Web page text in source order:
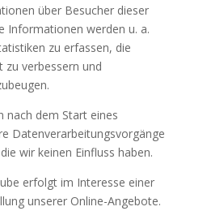
über Besucher dieser
Informationen werden u. a.
zu erfassen, die
zu verbessern und
nach dem Start eines
Datenverarbeitungsvorgänge
wir keinen Einfluss haben.
erfolgt im Interesse einer
unserer Online-Angebote.